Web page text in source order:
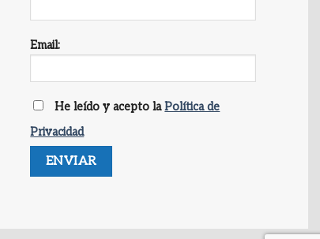
Email:
He leído y acepto laPolítica de
Privacidad